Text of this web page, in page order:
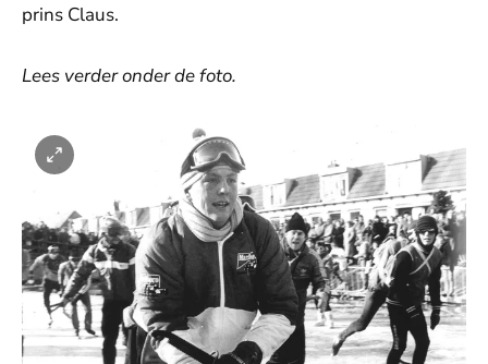
prins Claus.
Lees verder onder de foto.